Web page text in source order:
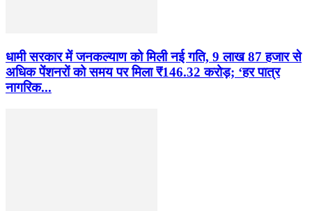
धामी सरकार में जनकल्याण को मिली नई गति, 9 लाख 87 हजार से
अधिक पेंशनरों को समय पर मिला ₹146.32 करोड़; ‘हर पात्र
नागरिक...